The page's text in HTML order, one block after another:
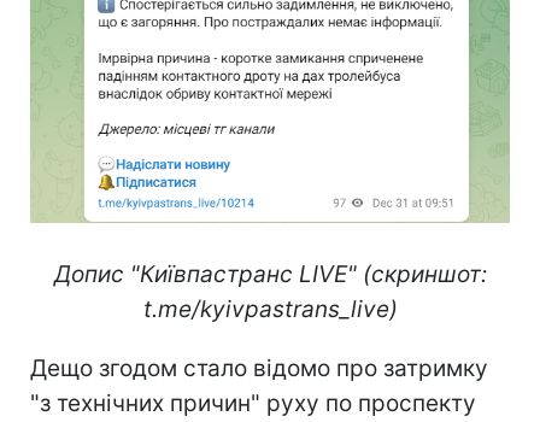
Допис "Київпастранс LIVE" (скриншот:
t.me/kyivpastrans_live)
Дещо згодом стало відомо про затримку
"з технічних причин" руху по проспекту